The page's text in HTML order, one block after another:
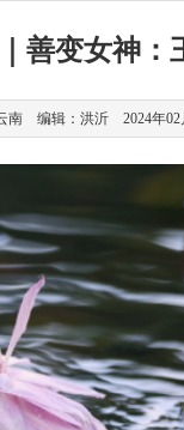
善变女神：
南 编辑：洪沂 2024年02